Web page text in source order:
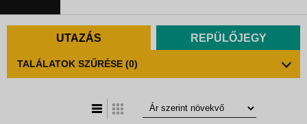
UTAZÁS REPÜLŐJEGY
TALÁLATOK SZŰRÉSE (0)